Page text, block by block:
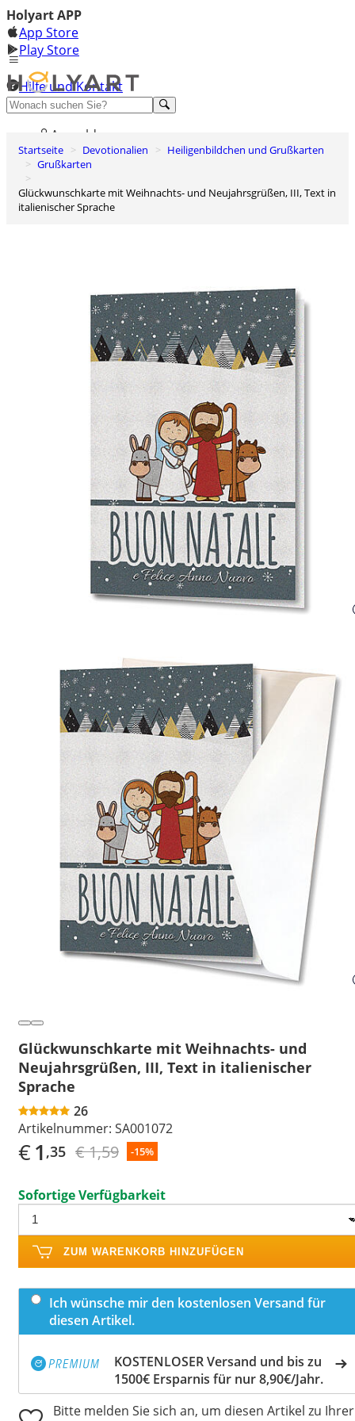
Holyart APP
App Store
Play Store
Hilfe und Kontakt
Entdecken Sie Premium
Anmelden
Wunschliste
Warenkorb
Startseite Devotionalien
Heiligenbildchen und Grußkarten
Grußkarten
Glückwunschkarte mit Weihnachts- und Neujahrsgrüßen, III, Text in
italienischer Sprache
Glückwunschkarte mit Weihnachts- und
Neujahrsgrüßen, III, Text in italienischer
Sprache
26
Artikelnummer: SA001072
€1 ,35 € 1,59 -15%
Sofortige Verfügbarkeit
ZUM WARENKORB HINZUFÜGEN
Ich wünsche mir den kostenlosen Versand für
diesen Artikel.
KOSTENLOSER Versand und bis zu
1500€ Ersparnis für nur 8,90€/Jahr.
Bitte melden Sie sich an, um diesen Artikel zu Ihrer